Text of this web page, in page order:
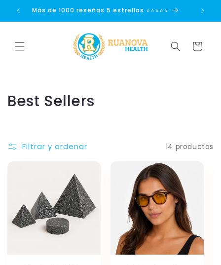
directamente
al contenido
Más de 1000 reseñas 5 estrellas ⭐⭐⭐⭐⭐
Carrito
C
l
Best Sellers
Filtrar y ordenar 14 productos